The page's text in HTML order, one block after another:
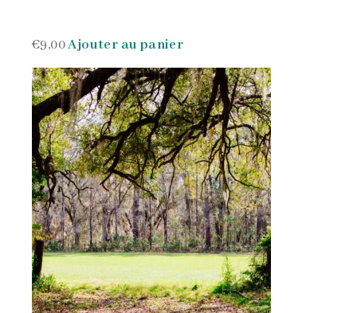
€9,00Ajouter au panier